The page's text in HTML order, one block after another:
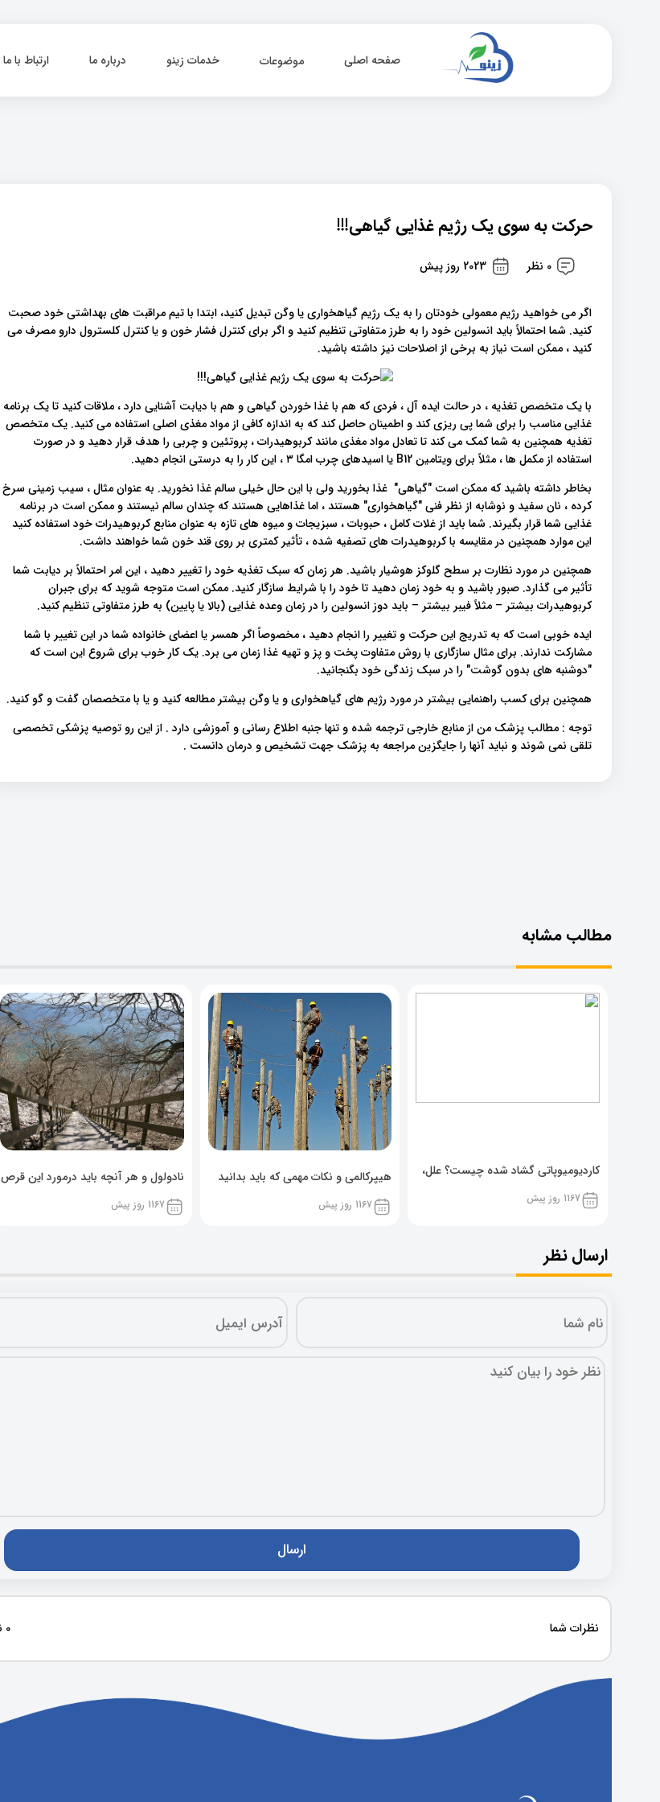
صفحه اصلی موضوعات خدمات زینو درباره ما ارتباط با ما
حرکت به سوی یک رژیم غذایی گیاهی!!!
0 نظر 2023 روز پیش
اگر می خواهید رژیم معمولی خودتان را به یک رژیم گیاهخواری یا وگن تبدیل کنید، ابتدا با تیم مراقبت های بهداشتی خود صحبت
کنید. شما احتمالاً باید انسولین خود را به طرز متفاوتی تنظیم کنید و اگر برای کنترل فشار خون و یا کنترل کلسترول دارو مصرف می
کنید ، ممکن است نیاز به برخی از اصلاحات نیز داشته باشید.
با یک متخصص تغذیه ، در حالت ایده آل ، فردی که هم با غذا خوردن گیاهی و هم با دیابت آشنایی دارد ، ملاقات کنید تا یک برنامه
غذایی مناسب را برای شما پی ریزی کند و اطمینان حاصل کند که به اندازه کافی از مواد مغذی اصلی استفاده می کنید. یک متخصص
تغذیه همچنین به شما کمک می کند تا تعادل مواد مغذی مانند کربوهیدرات ، پروتئین و چربی را هدف قرار دهید و در صورت
استفاده از مکمل ها ، مثلاً برای ویتامین B12 یا اسیدهای چرب امگا ۳ ، این کار را به درستی انجام دهید.
بخاطر داشته باشید که ممکن است "گیاهی" غذا بخورید ولی با این حال خیلی سالم غذا نخورید. به عنوان مثال ، سیب زمینی سرخ
کرده ، نان سفید و نوشابه از نظر فنی "گیاهخواری" هستند ، اما غذاهایی هستند که چندان سالم نیستند و ممکن است در برنامه
غذایی شما قرار بگیرند. شما باید از غلات کامل ، حبوبات ، سبزیجات و میوه های تازه به عنوان منابع کربوهیدرات خود استفاده کنید
این موارد همچنین در مقایسه با کربوهیدرات های تصفیه شده ، تأثیر کمتری بر روی قند خون شما خواهند داشت.
همچنین در مورد نظارت بر سطح گلوکز هوشیار باشید. هر زمان که سبک تغذیه خود را تغییر دهید ، این امر احتمالاً بر دیابت شما
تأثیر می گذارد. صبور باشید و به خود زمان دهید تا خود را با شرایط سازگار کنید. ممکن است متوجه شوید که برای جبران
کربوهیدرات بیشتر – مثلاً فیبر بیشتر – باید دوز انسولین را در زمان وعده غذایی (بالا یا پایین) به طرز متفاوتی تنظیم کنید.
ایده خوبی است که به تدریج این حرکت و تغییر را انجام دهید ، مخصوصاً اگر همسر یا اعضای خانواده شما در این تغییر با شما
مشارکت ندارند. برای مثال سازگاری با روش متفاوت پخت و پز و تهیه غذا زمان می برد. یک کار خوب برای شروع این است که
"دوشنبه های بدون گوشت" را در سبک زندگی خود بگنجانید.
همچنین برای کسب راهنمایی بیشتر در مورد رژیم های گیاهخواری و یا وگن بیشتر مطالعه کنید و یا با متخصصان گفت و گو کنید.
توجه : مطالب پزشک من از منابع خارجی ترجمه شده و تنها جنبه اطلاع رسانی و آموزشی دارد . از این رو توصیه پزشکی تخصصی
تلقی نمی شوند و نباید آنها را جایگزین مراجعه به پزشک جهت تشخیص و درمان دانست .
مطالب مشابه
کاردیومیوپاتی گشاد شده چیست؟ علل،
پیشگیری و نشانه ها
1167 روز پیش
هیپرکالمی و نکات مهمی که باید بدانید
1167 روز پیش
نادولول و هر آنچه باید درمورد این قرص
خوراکی بدانید!
1167 روز پیش
ارسال نظر
نظرات شما 0 نظر